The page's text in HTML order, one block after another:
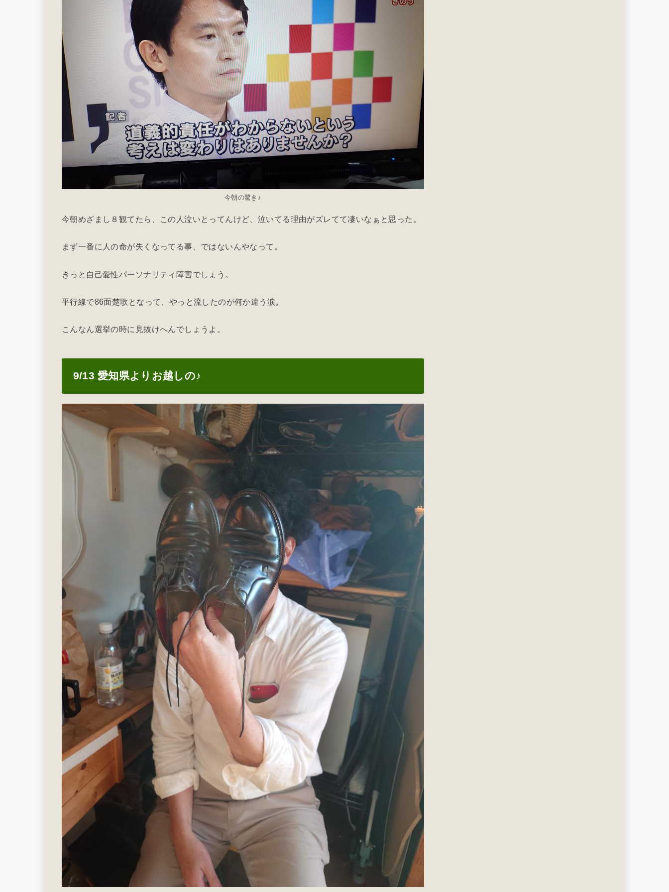
今朝の驚き♪
今朝めざまし８観てたら、この人泣いとってんけど、泣いてる理由がズレてて凄いなぁと思った。
まず一番に人の命が失くなってる事、ではないんやなって。
きっと自己愛性パーソナリティ障害でしょう。
平行線で86面楚歌となって、やっと流したのが何か違う涙。
こんなん選挙の時に見抜けへんでしょうよ。
9/13 愛知県よりお越しの♪